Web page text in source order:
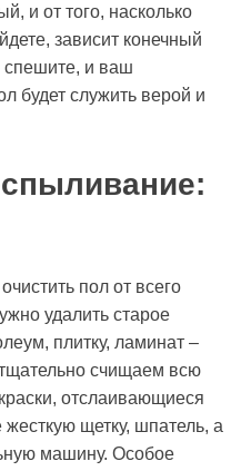
и от того, насколько
зависит конечный
спешите, и ваш
будет служить верой и
пол от всего
удалить старое
плитку, ламинат –
счищаем всю
отслаивающиеся
жесткую щетку, шпатель, а
машину. Особое